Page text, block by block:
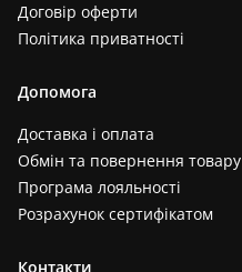
Договір оферти
Політика приватності
Допомога
Доставка і оплата
Обмін та повернення товару
Програма лояльності
Розрахунок сертифікатом
Контакти